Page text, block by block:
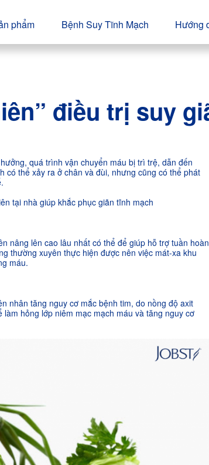
phẩm Bệnh Suy Tĩnh Mạch Hướng
điều trị suy
quá trình vận chuyển máu bị trì trệ, dẫn đến
có thể xảy ra ở chân và đùi, nhưng cũng có thể phát
tại nhà giúp khắc phục giãn tĩnh mạch
nâng lên cao lâu nhất có thể để giúp hỗ trợ tuần hoàn
thường xuyên thực hiện được nên việc mát-xa khu
máu.
nhân tăng nguy cơ mắc bệnh tim, do nồng độ axit
hỏng lớp niêm mạc mạch máu và tăng nguy cơ